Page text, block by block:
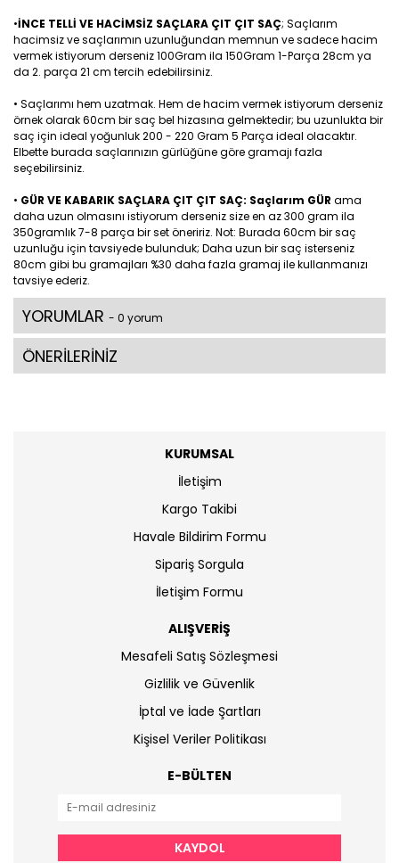
•İNCE TELLİ VE HACİMSİZ SAÇLARA ÇIT ÇIT SAÇ; Saçlarım
hacimsiz ve saçlarımın uzunluğundan memnun ve sadece hacim
vermek istiyorum derseniz 100Gram ila 150Gram 1-Parça 28cm ya
da 2. parça 21 cm tercih edebilirsiniz.
• Saçlarımı hem uzatmak. Hem de hacim vermek istiyorum derseniz
örnek olarak 60cm bir saç bel hizasına gelmektedir; bu uzunlukta bir
saç için ideal yoğunluk 200 - 220 Gram 5 Parça ideal olacaktır.
Elbette burada saçlarınızın gürlüğüne göre gramajı fazla
seçebilirsiniz.
• GÜR VE KABARIK SAÇLARA ÇIT ÇIT SAÇ: Saçlarım GÜR ama
daha uzun olmasını istiyorum derseniz size en az 300 gram ila
350gramlık 7-8 parça bir set öneririz. Not: Burada 60cm bir saç
uzunluğu için tavsiyede bulunduk; Daha uzun bir saç isterseniz
80cm gibi bu gramajları %30 daha fazla gramaj ile kullanmanızı
tavsiye ederiz.
YORUMLAR - 0 yorum
ÖNERİLERİNİZ
KURUMSAL
İletişim
Kargo Takibi
Havale Bildirim Formu
Sipariş Sorgula
İletişim Formu
ALIŞVERİŞ
Mesafeli Satış Sözleşmesi
Gizlilik ve Güvenlik
İptal ve İade Şartları
Kişisel Veriler Politikası
E-BÜLTEN
KAYDOL